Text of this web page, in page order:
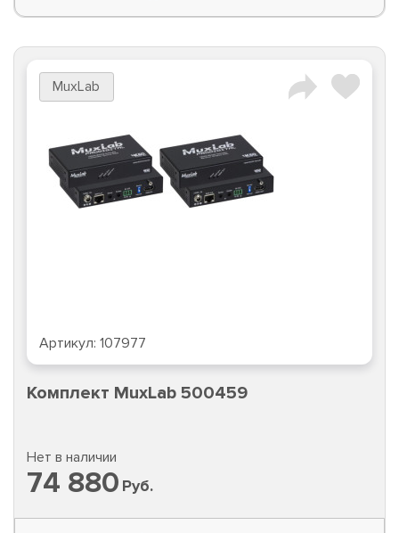
MuxLab
Артикул: 107977
Комплект MuxLab 500459
Нет в наличии
74 880 Руб.